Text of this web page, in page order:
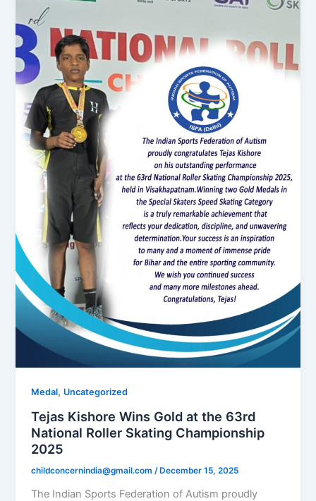
Medal, Uncategorized
Tejas Kishore Wins Gold at the 63rd
National Roller Skating Championship
2025
childconcernindia@gmail.com/December 15, 2025
The Indian Sports Federation of Autism proudly